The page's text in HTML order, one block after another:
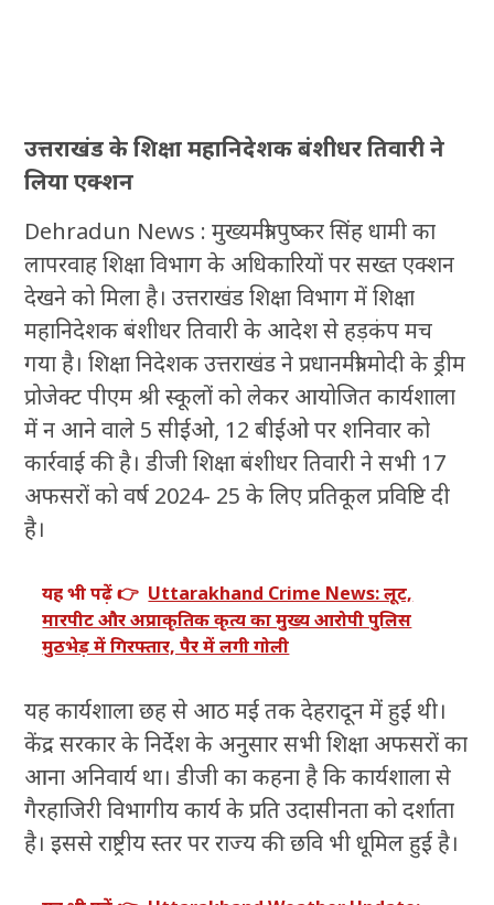
उत्तराखंड के शिक्षा महानिदेशक बंशीधर तिवारी ने
लिया एक्शन
Dehradun News : मुख्यमंत्री पुष्कर सिंह धामी का
लापरवाह शिक्षा विभाग के अधिकारियों पर सख्त एक्शन
देखने को मिला है। उत्तराखंड शिक्षा विभाग में शिक्षा
महानिदेशक बंशीधर तिवारी के आदेश से हड़कंप मच
गया है। शिक्षा निदेशक उत्तराखंड ने प्रधानमंत्री मोदी के ड्रीम
प्रोजेक्ट पीएम श्री स्कूलों को लेकर आयोजित कार्यशाला
में न आने वाले 5 सीईओ, 12 बीईओ पर शनिवार को
कार्रवाई की है। डीजी शिक्षा बंशीधर तिवारी ने सभी 17
अफसरों को वर्ष 2024- 25 के लिए प्रतिकूल प्रविष्टि दी
है।
यह भी पढ़ें 👉 Uttarakhand Crime News: लूट,
मारपीट और अप्राकृतिक कृत्य का मुख्य आरोपी पुलिस
मुठभेड़ में गिरफ्तार, पैर में लगी गोली
यह कार्यशाला छह से आठ मई तक देहरादून में हुई थी।
केंद्र सरकार के निर्देश के अनुसार सभी शिक्षा अफसरों का
आना अनिवार्य था। डीजी का कहना है कि कार्यशाला से
गैरहाजिरी विभागीय कार्य के प्रति उदासीनता को दर्शाता
है। इससे राष्ट्रीय स्तर पर राज्य की छवि भी धूमिल हुई है।